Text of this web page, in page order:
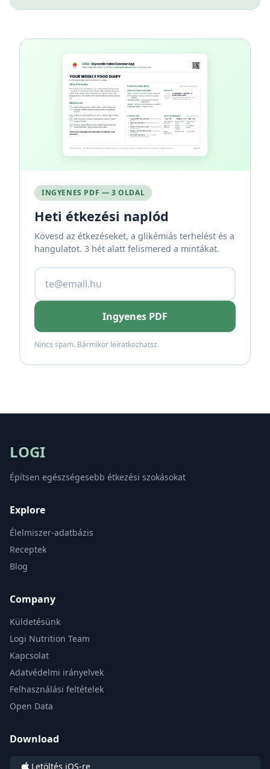
INGYENES PDF — 3 OLDAL
Heti étkezési naplód
Kövesd az étkezéseket, a glikémiás terhelést és a
hangulatot. 3 hét alatt felismered a mintákat.
Ingyenes PDF
Nincs spam. Bármikor leiratkozhatsz.
LOGI
Építsen egészségesebb étkezési szokásokat
Explore
Élelmiszer-adatbázis
Receptek
Blog
Company
Küldetésünk
Logi Nutrition Team
Kapcsolat
Adatvédelmi irányelvek
Felhasználási feltételek
Open Data
Download
Letöltés iOS-re